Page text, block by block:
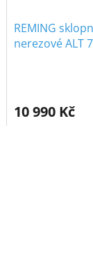
REMING
nerezové ALT 7
10 990 Kč